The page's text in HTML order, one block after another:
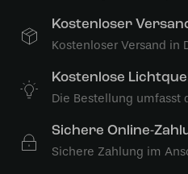
Kostenloser
Kostenloser Versand in
Kostenlose
Die Bestellung umfasst
Sichere Online-
Sichere Zahlung im